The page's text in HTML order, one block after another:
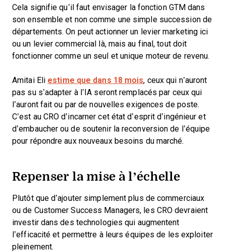
Cela signifie qu’il faut envisager la fonction GTM dans
son ensemble et non comme une simple succession de
départements. On peut actionner un levier marketing ici
ou un levier commercial là, mais au final, tout doit
fonctionner comme un seul et unique moteur de revenu.
Amitai Eli estime que dans 18 mois, ceux qui n’auront
pas su s’adapter à l’IA seront remplacés par ceux qui
l’auront fait ou par de nouvelles exigences de poste.
C’est au CRO d’incarner cet état d’esprit d’ingénieur et
d’embaucher ou de soutenir la reconversion de l’équipe
pour répondre aux nouveaux besoins du marché.
Repenser la mise à l’échelle
Plutôt que d’ajouter simplement plus de commerciaux
ou de Customer Success Managers, les CRO devraient
investir dans des technologies qui augmentent
l’efficacité et permettre à leurs équipes de les exploiter
pleinement.